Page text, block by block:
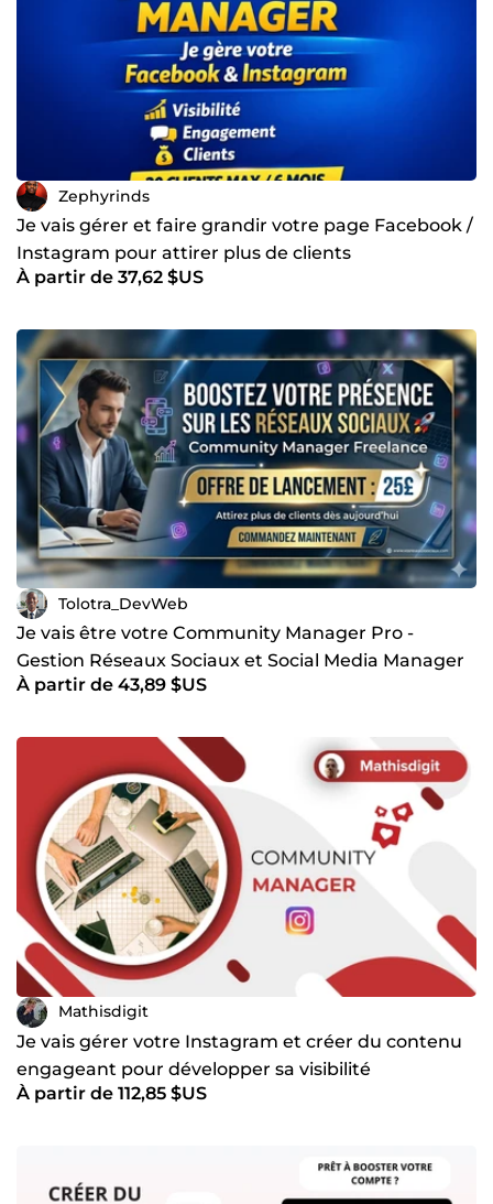
Zephyrinds
Je vais gérer et faire grandir votre page Facebook /
Instagram pour attirer plus de clients
À partir de 37,62 $US
Tolotra_DevWeb
Je vais être votre Community Manager Pro -
Gestion Réseaux Sociaux et Social Media Manager
À partir de 43,89 $US
Mathisdigit
Je vais gérer votre Instagram et créer du contenu
engageant pour développer sa visibilité
À partir de 112,85 $US